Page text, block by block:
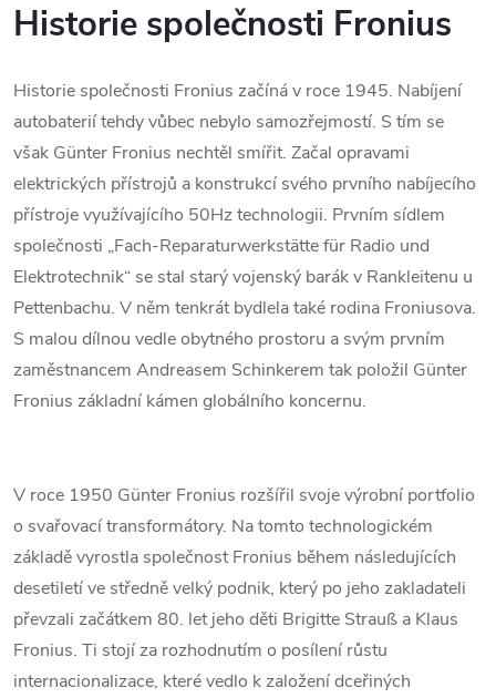
Historie společnosti Fronius
Historie společnosti Fronius začíná v roce 1945. Nabíjení
autobaterií tehdy vůbec nebylo samozřejmostí. S tím se
však Günter Fronius nechtěl smířit. Začal opravami
elektrických přístrojů a konstrukcí svého prvního nabíjecího
přístroje využívajícího 50Hz technologii. Prvním sídlem
společnosti „Fach-Reparaturwerkstätte für Radio und
Elektrotechnik“ se stal starý vojenský barák v Rankleitenu u
Pettenbachu. V něm tenkrát bydlela také rodina Froniusova.
S malou dílnou vedle obytného prostoru a svým prvním
zaměstnancem Andreasem Schinkerem tak položil Günter
Fronius základní kámen globálního koncernu.
V roce 1950 Günter Fronius rozšířil svoje výrobní portfolio
o svařovací transformátory. Na tomto technologickém
základě vyrostla společnostFronius během následujících
desetiletí ve středně velký podnik, který po jeho zakladateli
převzali začátkem 80. let jeho děti Brigitte Strauß a Klaus
Fronius. Ti stojí za rozhodnutím o posílení růstu
internacionalizace, které vedlo k založení dceřiných